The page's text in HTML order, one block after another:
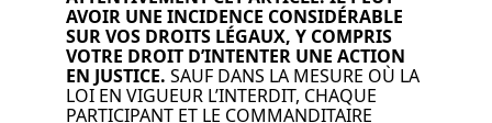
AVOIR UNE INCIDENCE CONSIDÉRABLE
SUR VOS DROITS LÉGAUX, Y COMPRIS
VOTRE DROIT D’INTENTER UNE ACTION
EN JUSTICE. SAUF DANS LA MESURE OÙ LA
LOI EN VIGUEUR L’INTERDIT, CHAQUE
PARTICIPANT ET LE COMMANDITAIRE